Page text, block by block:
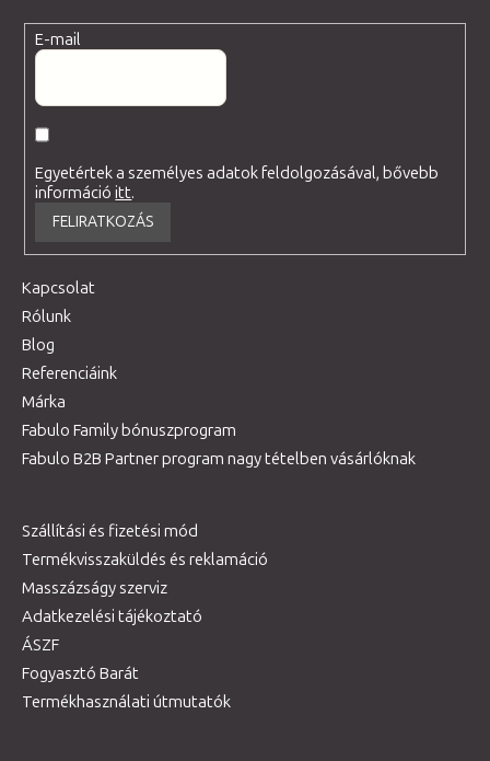
E-mail
Egyetértek a személyes adatok feldolgozásával, bővebb
információitt.
FELIRATKOZÁS
Kapcsolat
Rólunk
Blog
Referenciáink
Márka
Fabulo Family bónuszprogram
Fabulo B2B Partner program nagy tételben vásárlóknak
Szállítási és fizetési mód
Termékvisszaküldés és reklamáció
Masszázságy szerviz
Adatkezelési tájékoztató
ÁSZF
Fogyasztó Barát
Termékhasználati útmutatók